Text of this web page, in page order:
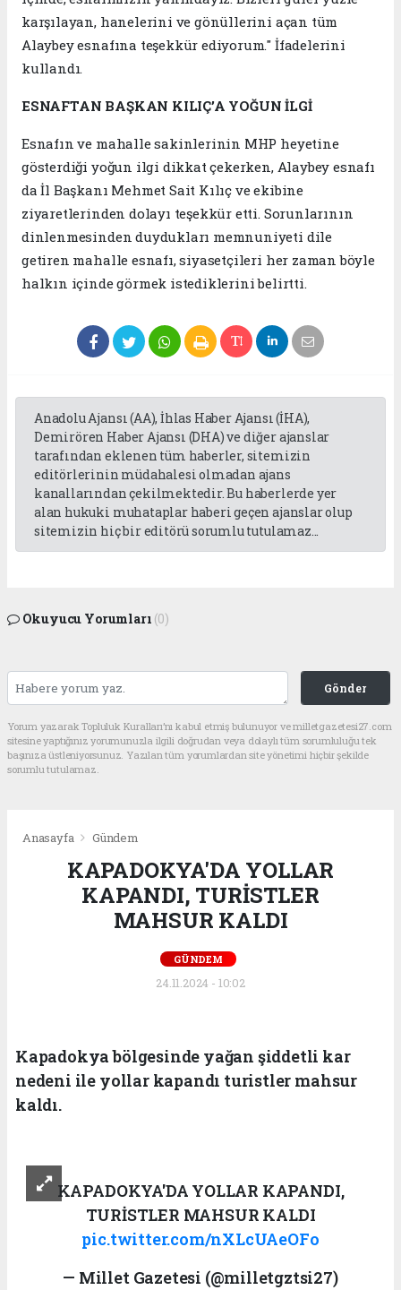
karşılayan, hanelerini ve gönüllerini açan tüm
Alaybey esnafına teşekkür ediyorum." İfadelerini
kullandı.
ESNAFTAN BAŞKAN KILIÇ’A YOĞUN İLGİ
Esnafın ve mahalle sakinlerinin MHP heyetine
gösterdiği yoğun ilgi dikkat çekerken, Alaybey esnafı
da İl Başkanı Mehmet Sait Kılıç ve ekibine
ziyaretlerinden dolayı teşekkür etti. Sorunlarının
dinlenmesinden duydukları memnuniyeti dile
getiren mahalle esnafı, siyasetçileri her zaman böyle
halkın içinde görmek istediklerini belirtti.
Anadolu Ajansı (AA), İhlas Haber Ajansı (İHA),
Demirören Haber Ajansı (DHA) ve diğer ajanslar
tarafından eklenen tüm haberler, sitemizin
editörlerinin müdahalesi olmadan ajans
kanallarından çekilmektedir. Bu haberlerde yer
alan hukuki muhataplar haberi geçen ajanslar olup
sitemizin hiç bir editörü sorumlu tutulamaz...
Okuyucu Yorumları (0)
Gönder
Yorum yazarak Topluluk Kuralları’nı kabul etmiş bulunuyor ve milletgazetesi27.com
sitesine yaptığınız yorumunuzla ilgili doğrudan veya dolaylı tüm sorumluluğu tek
başınıza üstleniyorsunuz. Yazılan tüm yorumlardan site yönetimi hiçbir şekilde
sorumlu tutulamaz.
Anasayfa Gündem
KAPADOKYA'DA YOLLAR
KAPANDI, TURİSTLER
MAHSUR KALDI
GÜNDEM
24.11.2024 - 10:02
Kapadokya bölgesinde yağan şiddetli kar
nedeni ile yollar kapandı turistler mahsur
kaldı.
KAPADOKYA'DA YOLLAR KAPANDI,
TURİSTLER MAHSUR KALDI
pic.twitter.com/nXLcUAeOFo
— Millet Gazetesi (@milletgztsi27)